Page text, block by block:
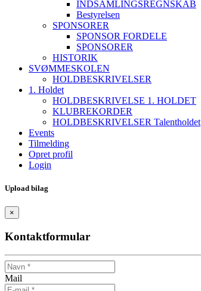
INDSAMLINGSREGNSKAB
Bestyrelsen
SPONSORER
SPONSOR FORDELE
SPONSORER
HISTORIK
SVØMMESKOLEN
HOLDBESKRIVELSER
1. Holdet
HOLDBESKRIVELSE 1. HOLDET
KLUBREKORDER
HOLDBESKRIVELSER Talentholdet
Events
Tilmelding
Opret profil
Login
Upload bilag
×
Kontaktformular
Mail